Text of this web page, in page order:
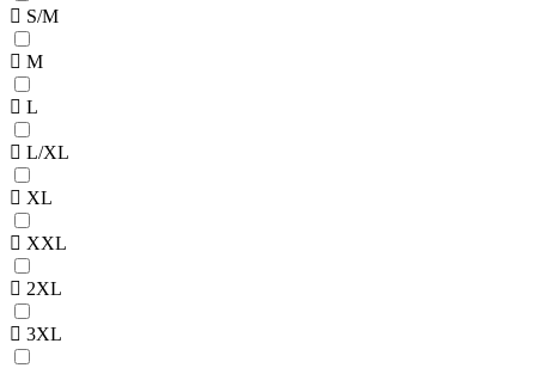
S/M
M
L
L/XL
XL
XXL
2XL
3XL